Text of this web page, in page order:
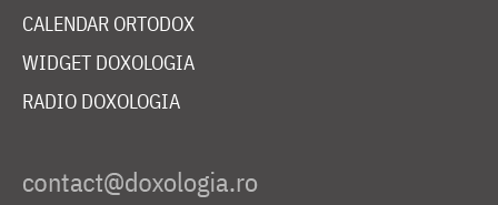
CALENDAR ORTODOX
WIDGET DOXOLOGIA
RADIO DOXOLOGIA